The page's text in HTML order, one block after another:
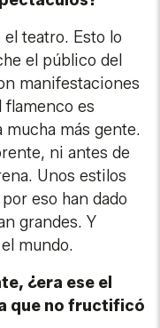
teatro. Esto lo
el público del
manifestaciones
flamenco es
mucha más gente.
ni antes de
Unos estilos
eso han dado
grandes. Y
mundo.
¿era ese el
que no fructificó